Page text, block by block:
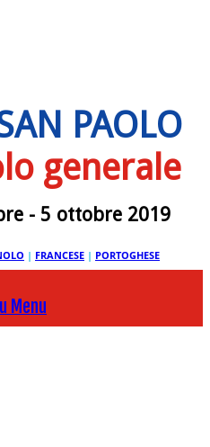
PAOLO
generale
- 5 ottobre 2019
| FRANCESE | PORTOGHESE
Menu